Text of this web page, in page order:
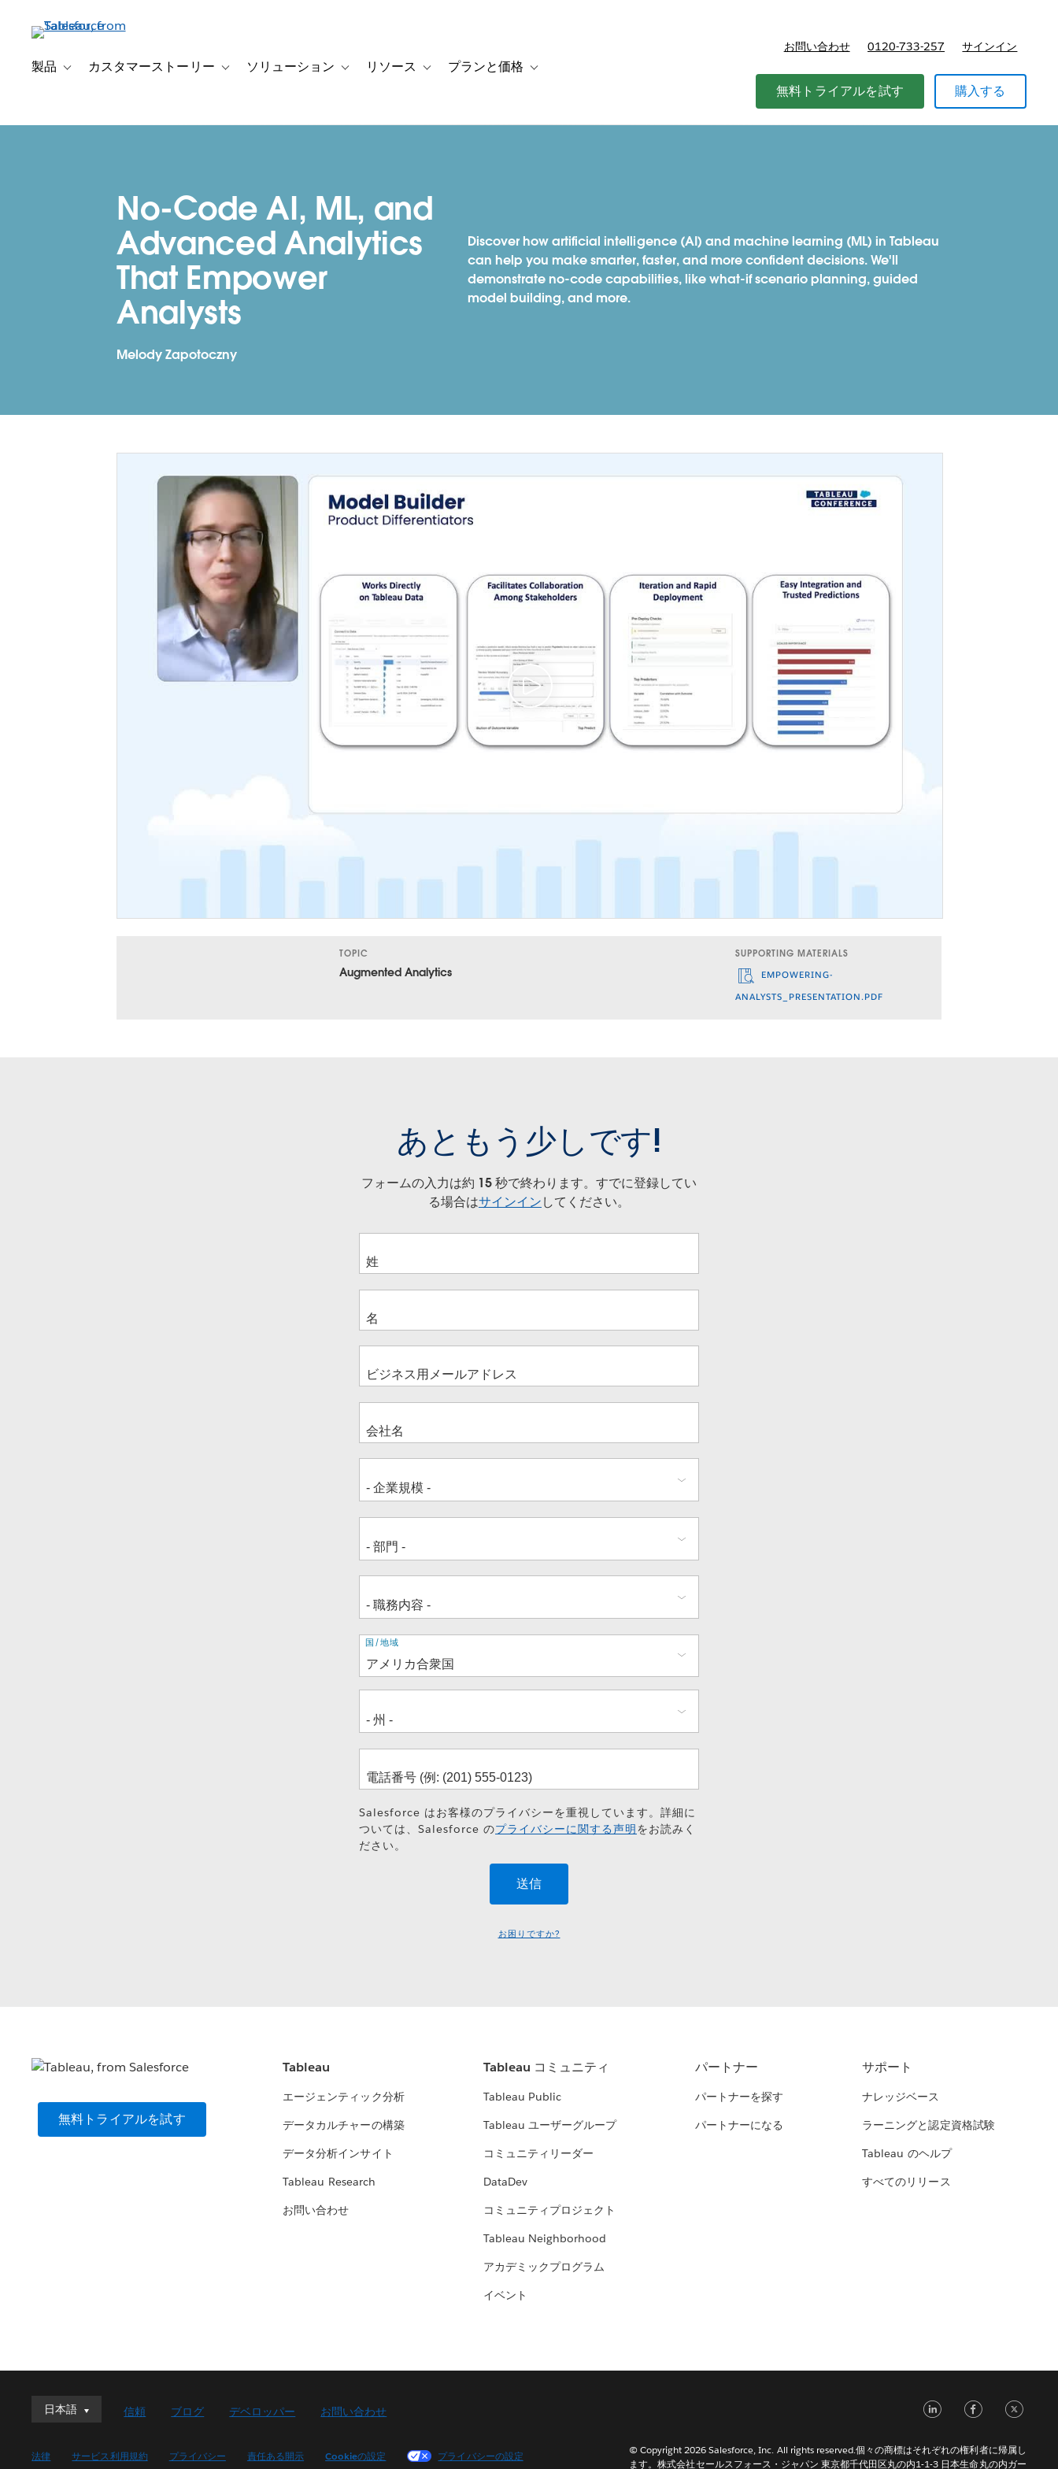
ン
製品 Toggle sub-navigation for 製品
カスタマーストーリー Toggle sub-navigation for カスタマーストーリー
ソリューション Toggle sub-navigation for ソリューション
リソース Toggle sub-navigation for リソース
プランと価格 Toggle sub-navigation for プランと価格
お問い合わせ 0120-733-257 サインイン
無料トライアルを試す 購入する
No-Code AI, ML, and
Advanced Analytics
That Empower
Analysts
Melody Zapotoczny
Discover how artificial intelligence (AI) and machine learning (ML) in Tableau
can help you make smarter, faster, and more confident decisions. We'll
demonstrate no-code capabilities, like what-if scenario planning, guided
model building, and more.
TOPIC
Augmented Analytics
SUPPORTING MATERIALS
EMPOWERING-
ANALYSTS_PRESENTATION.PDF
あともう少しです!
フォームの入力は約 15 秒で終わります。すでに登録してい
る場合はサインインしてください。
住
所
国/地域
Salesforce はお客様のプライバシーを重視しています。詳細に
ついては、Salesforce のプライバシーに関する声明 をお読みく
ださい。
お困りですか?
無料トライアルを試す
Tableau
エージェンティック分析
データカルチャーの構築
データ分析インサイト
Tableau Research
お問い合わせ
Tableau コミュニティ
Tableau Public
Tableau ユーザーグループ
コミュニティリーダー
DataDev
コミュニティプロジェクト
Tableau Neighborhood
アカデミックプログラム
イベント
パートナー
パートナーを探す
パートナーになる
サポート
ナレッジベース
ラーニングと認定資格試験
Tableau のヘルプ
すべてのリリース
日本語
日本語
English (UK)
信頼 ブログ デベロッパー お問い合わせ
法律 サービス利用規約 プライバシー 責任ある開示 Cookieの設定 プライバシーの設定
LinkedIn
© Copyright 2026 Salesforce, Inc. All rights reserved.個々の商標はそれぞれの権利者に帰属し
ます。株式会社セールスフォース・ジャパン 東京都千代田区丸の内1-1-3 日本生命丸の内ガー